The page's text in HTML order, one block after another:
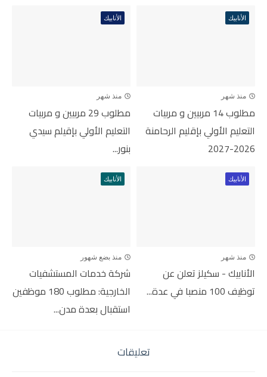
الأنابيك
منذ شهر
مطلوب 14 مربيين و مربيات
التعليم الأولي بإقليم الرحامنة
2026-2027
الأنابيك
منذ شهر
مطلوب 29 مربيين و مربيات
التعليم الأولي بإقيلم سيدي
بنور...
الأنابيك
منذ شهر
الأنابيك - سكيلز تعلن عن
توظيف 100 منصبا في عدة...
الأنابيك
منذ بضع شهور
شركة خدمات المستشفيات
الخارجية: مطلوب 180 موظفين
استقبال بعدة مدن...
تعليقات